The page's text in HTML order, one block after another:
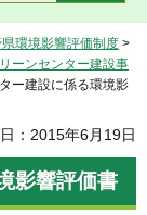
環境影響評価制度 >
ーンセンター建設事
ー建設に係る環境影
：2015年6月19日
影響評価書